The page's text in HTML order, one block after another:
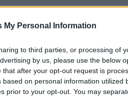
My Personal Information
to third parties, or processing of
by us, please use the below
after your opt-out request is
on personal information utilized
prior to your opt-out. You may
de de media y larga distancia